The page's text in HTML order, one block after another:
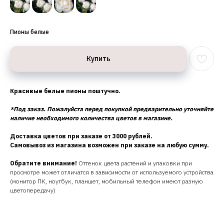
Пионы белые
Купить
Красивые белые пионы поштучно.
*Под заказ. Пожалуйста перед покупкой предварительно уточняйте
наличие необходимого количества цветов в магазине.
Доставка цветов при заказе от 3000 рублей.
Самовывоз из магазина возможен при заказе на любую сумму.
Обратите внимание! Оттенок цвета растений и упаковки при
просмотре может отличатся в зависимости от используемого устройства
(монитор ПК, ноутбук, планшет, мобильный телефон имеют разную
цветопередачу)